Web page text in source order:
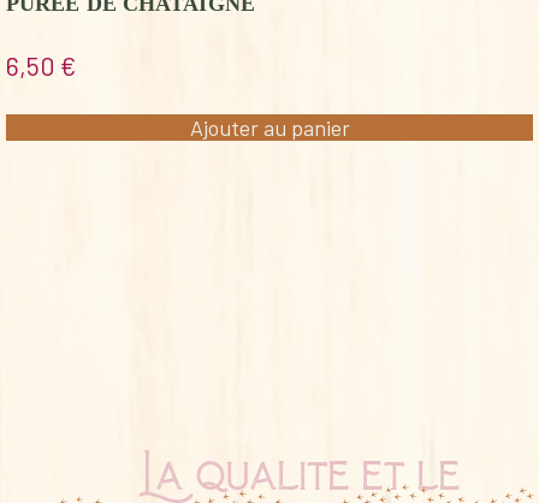
6,50 €
Ajouter au panier
La qualité et le